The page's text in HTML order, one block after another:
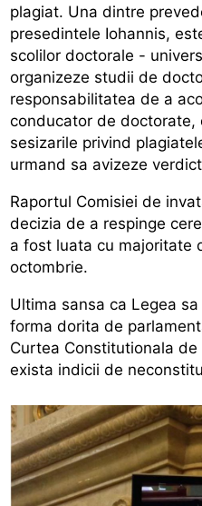
plagiat. Una dintre
presedintele Iohannis,
scolilor doctorale -
organizeze studii de
responsabilitatea de a
conducator de doctorate,
sesizarile privind
urmand sa avizeze
Raportul Comisiei de
decizia de a respinge
a fost luata cu majoritate
octombrie.
Ultima sansa ca Legea
forma dorita de
Curtea Constitutionala
exista indicii de